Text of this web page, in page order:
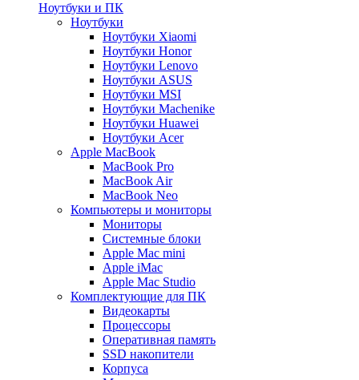
Ноутбуки и ПК
Ноутбуки
Ноутбуки Xiaomi
Ноутбуки Honor
Ноутбуки Lenovo
Ноутбуки ASUS
Ноутбуки MSI
Ноутбуки Machenike
Ноутбуки Huawei
Ноутбуки Acer
Apple MacBook
MacBook Pro
MacBook Air
MacBook Neo
Компьютеры и мониторы
Мониторы
Системные блоки
Apple Mac mini
Apple iMac
Apple Mac Studio
Комплектующие для ПК
Видеокарты
Процессоры
Оперативная память
SSD накопители
Корпуса